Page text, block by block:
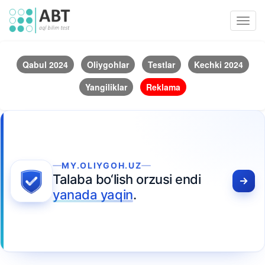
Qabul 2024 Oliygohlar Testlar
Kechki 2024
Yangiliklar
Reklama
MY.OLIYGOH.UZ
Talaba bo‘lish orzusi endi
yanada yaqin.